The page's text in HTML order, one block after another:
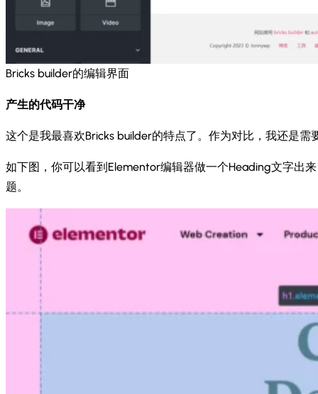
Bricks builder的编辑界面
产生的代码干净
这个是我最喜欢Bricks builder的特点了。作为对比，我还是
如下图，你可以看到Elementor编辑器做一个Heading文字出
题。